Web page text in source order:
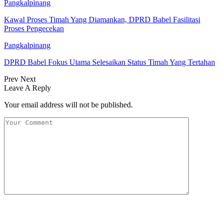
Pangkalpinang
Kawal Proses Timah Yang Diamankan, DPRD Babel Fasilitasi
Proses Pengecekan
Pangkalpinang
DPRD Babel Fokus Utama Selesaikan Status Timah Yang Tertahan
Prev Next
Leave A Reply
Your email address will not be published.